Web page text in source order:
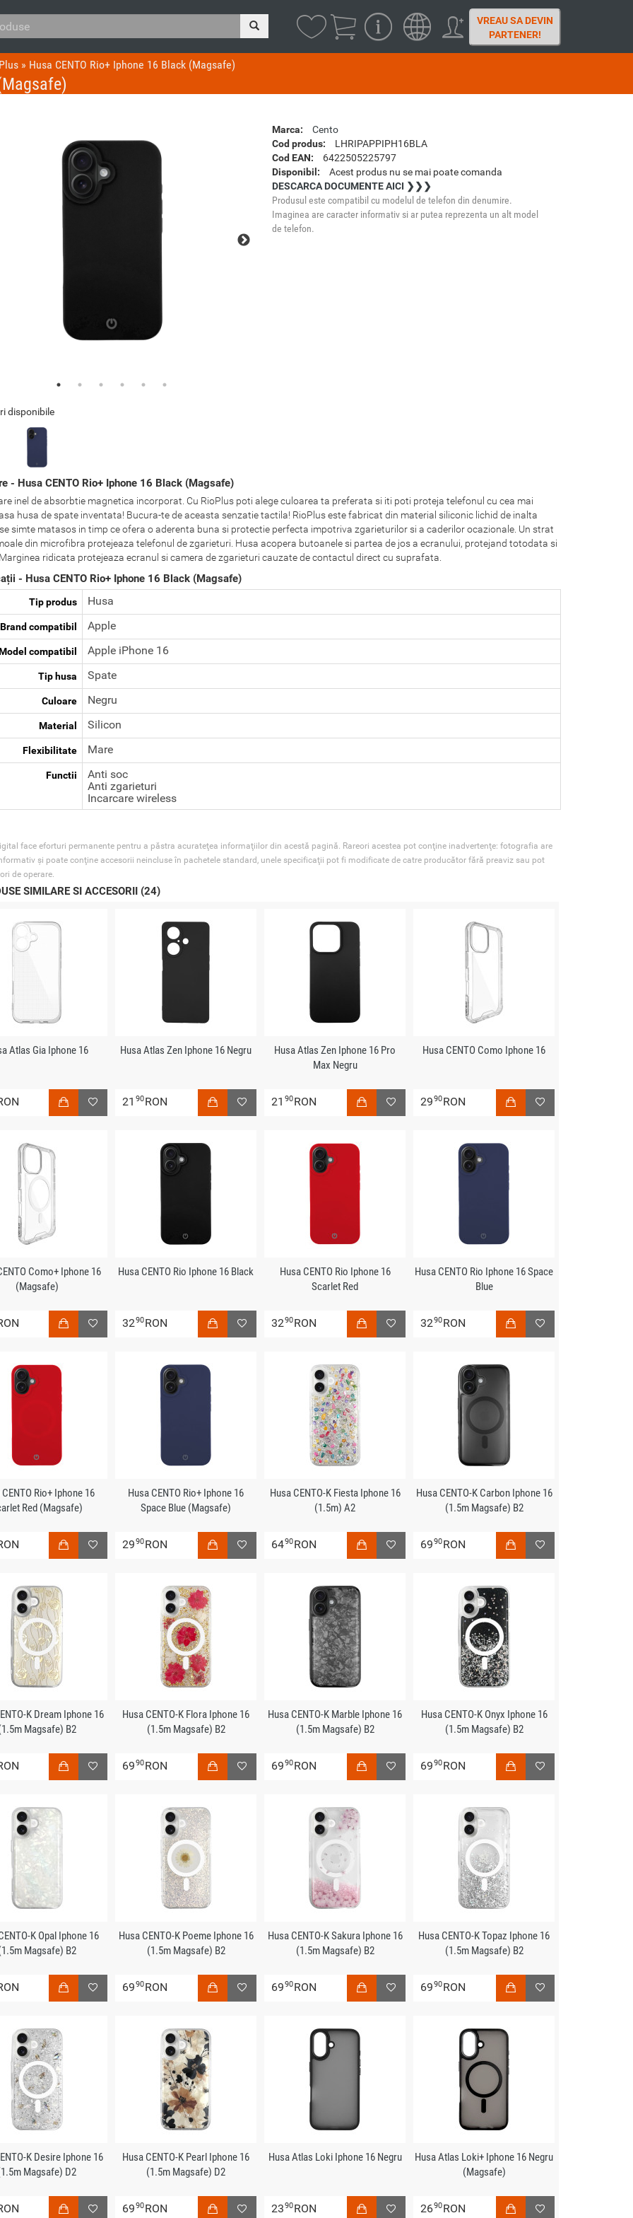
VREAU SA DEVIN
PARTENER!
» Husa CENTO Rio+ Iphone 16 Black (Magsafe)
Marca:
Cento
Cod produs:
LHRIPAPPIPH16BLA
Cod EAN:
6422505225797
Disponibil:
Acest produs nu se mai poate comanda
DESCARCA DOCUMENTE AICI ❯❯❯
Produsul este compatibil cu modelul de telefon din denumire.
Imaginea are caracter informativ si ar putea reprezenta un alt model
de telefon.
disponibile
- Husa CENTO Rio+ Iphone 16 Black (Magsafe)
inel de absorbtie magnetica incorporat. Cu RioPlus poti alege culoarea ta preferata si iti poti proteja telefonul cu cea mai
husa de spate inventata! Bucura-te de aceasta senzatie tactila! RioPlus este fabricat din material siliconic lichid de inalta
simte matasos in timp ce ofera o aderenta buna si protectie perfecta impotriva zgarieturilor si a caderilor ocazionale. Un strat
din microfibra protejeaza telefonul de zgarieturi. Husa acopera butoanele si partea de jos a ecranului, protejand totodata si
ridicata protejeaza ecranul si camera de zgarieturi cauzate de contactul direct cu suprafata.
- Husa CENTO Rio+ Iphone 16 Black (Magsafe)
Tip produs Husa
Brand compatibil Apple
compatibil Apple iPhone 16
Tip husa Spate
Culoare Negru
Material Silicon
Flexibilitate Mare
Functii
Anti soc
Anti zgarieturi
Incarcare wireless
face eforturi permanente pentru a păstra acurateţea informaţiilor din acestă pagină. Rareori acestea pot conţine inadvertenţe: fotografia are
şi poate conţine accesorii neincluse în pachetele standard, unele specificaţii pot fi modificate de catre producător fără preaviz sau pot
de operare.
SIMILARE SI ACCESORII (24)
Atlas Gia Iphone 16 Husa Atlas Zen Iphone 16 Negru
21 90RON
Husa Atlas Zen Iphone 16 Pro
Max Negru
21 90RON
Husa CENTO Como Iphone 16
2990RON
Como+ Iphone 16
(Magsafe)
Husa CENTO Rio Iphone 16 Black
3290RON
Husa CENTO Rio Iphone 16
Scarlet Red
3290RON
Husa CENTO Rio Iphone 16 Space
Blue
3290RON
Rio+ Iphone 16
Red (Magsafe)
Husa CENTO Rio+ Iphone 16
Space Blue (Magsafe)
2990RON
Husa CENTO-K Fiesta Iphone 16
(1.5m) A2
6490RON
Husa CENTO-K Carbon Iphone 16
(1.5m Magsafe) B2
6990RON
K Dream Iphone 16
Magsafe) B2
Husa CENTO-K Flora Iphone 16
(1.5m Magsafe) B2
6990RON
Husa CENTO-K Marble Iphone 16
(1.5m Magsafe) B2
6990RON
Husa CENTO-K Onyx Iphone 16
(1.5m Magsafe) B2
6990RON
K Opal Iphone 16
Magsafe) B2
Husa CENTO-K Poeme Iphone 16
(1.5m Magsafe) B2
6990RON
Husa CENTO-K Sakura Iphone 16
(1.5m Magsafe) B2
6990RON
Husa CENTO-K Topaz Iphone 16
(1.5m Magsafe) B2
6990RON
K Desire Iphone 16
Magsafe) D2
Husa CENTO-K Pearl Iphone 16
(1.5m Magsafe) D2
6990RON
Husa Atlas Loki Iphone 16 Negru
2390RON
Husa Atlas Loki+ Iphone 16 Negru
(Magsafe)
2690RON